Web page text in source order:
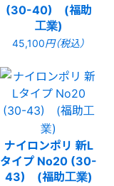
(30-40) (福助
工業)
45,100円（税込）
ナイロンポリ 新L
タイプ No20 (30-
43) (福助工業)